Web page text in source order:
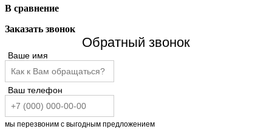
В сравнение
Заказать звонок
Обратный звонок
Ваше имя
Ваш телефон
мы перезвоним с выгодным предложением